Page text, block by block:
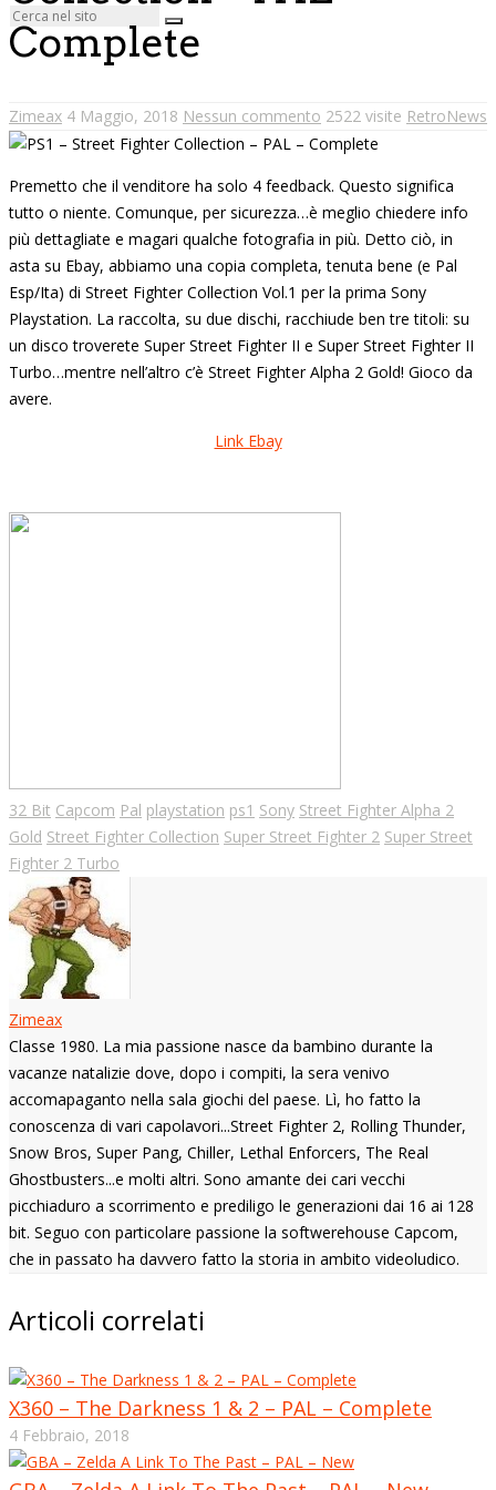
Complete
Zimeax 4 Maggio, 2018 Nessun commento 2522 visite RetroNews
Premetto che il venditore ha solo 4 feedback. Questo significa
tutto o niente. Comunque, per sicurezza…è meglio chiedere info
più dettagliate e magari qualche fotografia in più. Detto ciò, in
asta su Ebay, abbiamo una copia completa, tenuta bene (e Pal
Esp/Ita) di Street Fighter Collection Vol.1 per la prima Sony
Playstation. La raccolta, su due dischi, racchiude ben tre titoli: su
un disco troverete Super Street Fighter II e Super Street Fighter II
Turbo…mentre nell’altro c’è Street Fighter Alpha 2 Gold! Gioco da
avere.
Link Ebay
32 Bit Capcom Pal playstation ps1 Sony Street Fighter Alpha 2
Gold Street Fighter Collection Super Street Fighter 2 Super Street
Fighter 2 Turbo
Zimeax
Classe 1980. La mia passione nasce da bambino durante la
vacanze natalizie dove, dopo i compiti, la sera venivo
accomapaganto nella sala giochi del paese. Lì, ho fatto la
conoscenza di vari capolavori...Street Fighter 2, Rolling Thunder,
Snow Bros, Super Pang, Chiller, Lethal Enforcers, The Real
Ghostbusters...e molti altri. Sono amante dei cari vecchi
picchiaduro a scorrimento e prediligo le generazioni dai 16 ai 128
bit. Seguo con particolare passione la softwerehouse Capcom,
che in passato ha davvero fatto la storia in ambito videoludico.
Articoli correlati
X360 – The Darkness 1 & 2 – PAL – Complete
4 Febbraio, 2018